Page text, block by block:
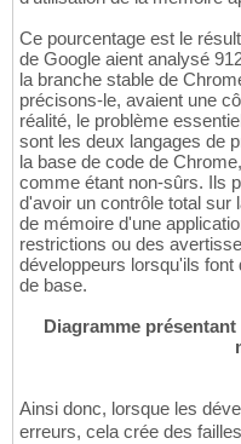
Ce pourcentage est le
de Google aient analysé
la branche stable de
précisons-le, avaient une
réalité, le problème
sont les deux langages de
la base de code de
comme étant non-sûrs. Ils
d'avoir un contrôle total sur
de mémoire d'une
restrictions ou des
développeurs lorsqu'ils
de base.
Diagramme
Ainsi donc, lorsque les
erreurs, cela crée des